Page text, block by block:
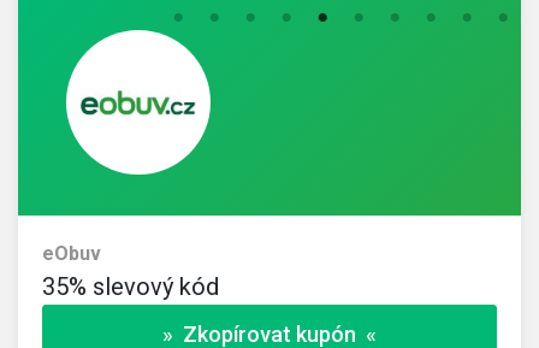
eObuv
35% slevový kód
» Zkopírovat kupón «